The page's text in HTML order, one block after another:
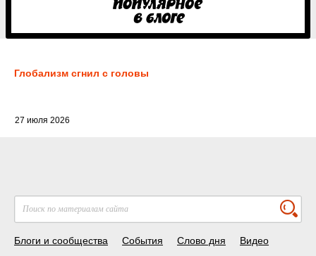
Глобализм сгнил с головы
27 июля 2026
Блоги и сообщества События Слово дня Видео